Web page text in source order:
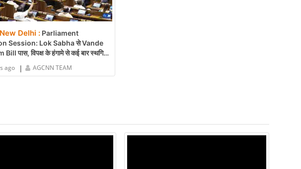
Delhi : Parliament
Session: Lok Sabha से Vande
पास, विपक्ष के हंगामे से कई बार स्थगित
ago | AGCNN TEAM